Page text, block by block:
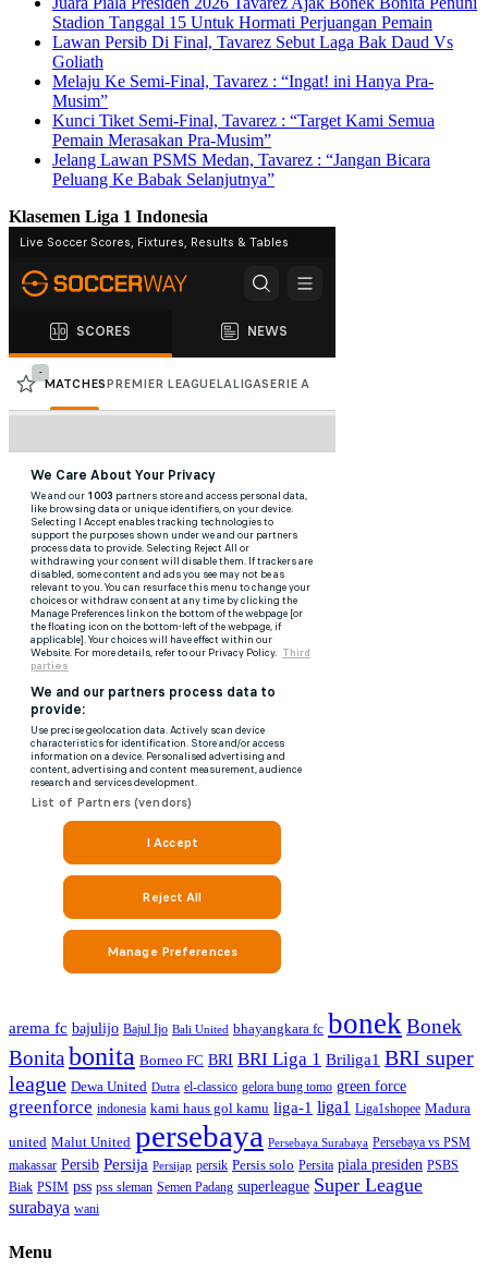
Stadion Tanggal 15 Untuk Hormati Perjuangan Pemain
Lawan Persib Di Final, Tavarez Sebut Laga Bak Daud Vs
Goliath
Melaju Ke Semi-Final, Tavarez : “Ingat! ini Hanya Pra-
Musim”
Kunci Tiket Semi-Final, Tavarez : “Target Kami Semua
Pemain Merasakan Pra-Musim”
Jelang Lawan PSMS Medan, Tavarez : “Jangan Bicara
Peluang Ke Babak Selanjutnya”
Klasemen Liga 1 Indonesia
arema fc bajulijo Bajul Ijo Bali United bhayangkara fc bonekBonek
Bonitabonita Borneo FC BRI BRI Liga 1 Briliga1 BRI super
league Dewa United Dutra el-classico gelora bung tomo green force
greenforce indonesia kami haus gol kamu liga-1 liga1 Liga1shopee Madura
united Malut United persebaya Persebaya Surabaya Persebaya vs PSM
makassar Persib Persija Persijap persik Persis solo Persita piala presiden PSBS
Biak PSIM pss pss sleman Semen Padang superleague Super League
surabaya wani
Menu